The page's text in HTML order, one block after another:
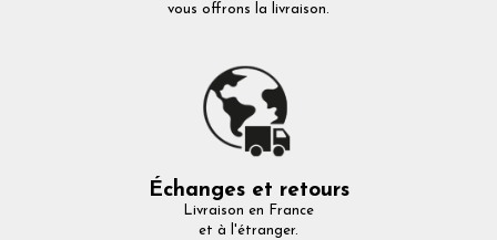
vous offrons la livraison.
Échanges et retours
Livraison en France
et à l'étranger.